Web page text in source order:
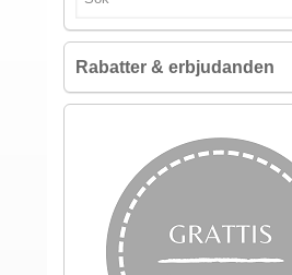
Rabatter & erbjudanden